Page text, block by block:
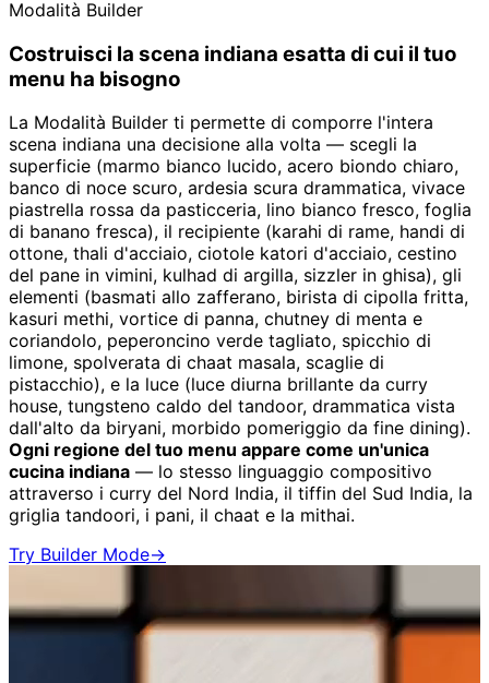
Modalità Builder
Costruisci la scena indiana esatta di cui il tuo
menu ha bisogno
La Modalità Builder ti permette di comporre l'intera
scena indiana una decisione alla volta — scegli la
superficie (marmo bianco lucido, acero biondo chiaro,
banco di noce scuro, ardesia scura drammatica, vivace
piastrella rossa da pasticceria, lino bianco fresco, foglia
di banano fresca), il recipiente (karahi di rame, handi di
ottone, thali d'acciaio, ciotole katori d'acciaio, cestino
del pane in vimini, kulhad di argilla, sizzler in ghisa), gli
elementi (basmati allo zafferano, birista di cipolla fritta,
kasuri methi, vortice di panna, chutney di menta e
coriandolo, peperoncino verde tagliato, spicchio di
limone, spolverata di chaat masala, scaglie di
pistacchio), e la luce (luce diurna brillante da curry
house, tungsteno caldo del tandoor, drammatica vista
dall'alto da biryani, morbido pomeriggio da fine dining).
Ogni regione del tuo menu appare come un'unica
cucina indiana — lo stesso linguaggio compositivo
attraverso i curry del Nord India, il tiffin del Sud India, la
griglia tandoori, i pani, il chaat e la mithai.
Try Builder Mode→